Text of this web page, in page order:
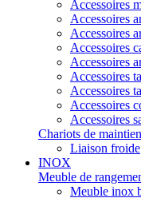
Accessoires
Accessoires
Accessoires
Accessoires
Accessoires
Accessoires
Accessoires
Accessoires
Accessoires
Chariots de
Liaison froide
INOX
Meuble de
Meuble inox